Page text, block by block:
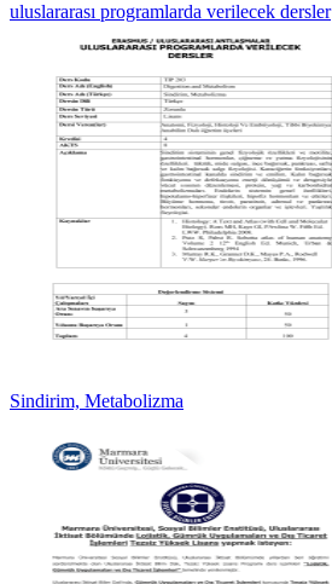
uluslararası programlarda verilecek dersler
Sindirim, Metabolizma